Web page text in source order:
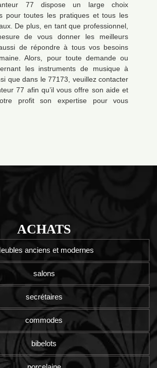
77 dispose un large choix
pour toutes les pratiques et tous les
De plus, en tant que professionnel,
de vous donner les meilleurs
de répondre à tous vos besoins
Alors, pour toute demande ou
les instruments de musique à
que dans le 77173, veuillez contacter
77 afin qu’il vous offre son aide et
profit son expertise pour vous
ACHATS
anciens et modernes
salons
secrétaires
commodes
bibelots